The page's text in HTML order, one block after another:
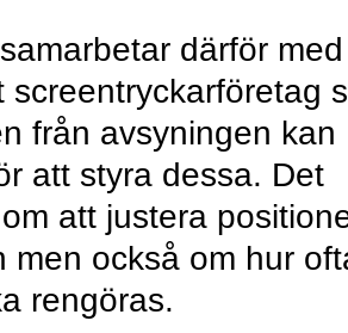
därför med
screentryckarföretag
från avsyningen kan
att styra dessa. Det
att justera
men också om hur
rengöras.